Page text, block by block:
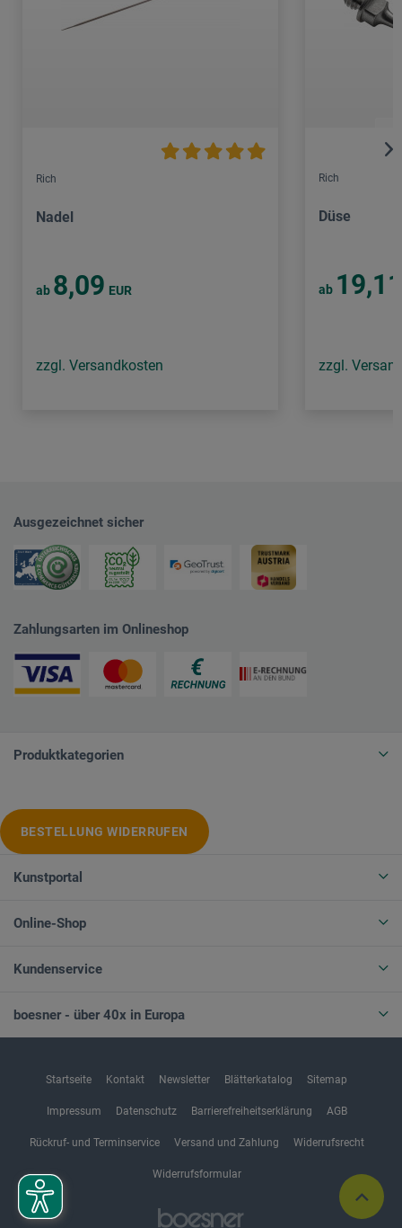
Rich
Nadel
ab 8,09 EUR
zzgl. Versandkosten
Rich
Düse
ab 19,11
zzgl.
Ausgezeichnet sicher
Zahlungsarten im Onlineshop
Produktkategorien
BESTELLUNG WIDERRUFEN
Kunstportal
Online-Shop
Kundenservice
boesner - über 40x in Europa
Startseite Kontakt Newsletter Blätterkatalog Sitemap
Impressum Datenschutz Barrierefreiheitserklärung AGB
Rückruf- und Terminservice Versand und Zahlung Widerrufsrecht
Widerrufsformular